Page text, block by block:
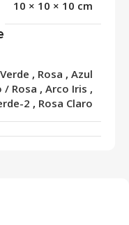
10 × 10 × 10 cm
Verde , Rosa , Azul
/ Rosa , Arco Iris ,
2 , Rosa Claro